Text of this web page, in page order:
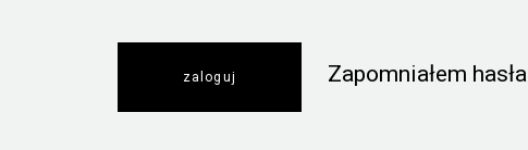
Zapomniałem hasła